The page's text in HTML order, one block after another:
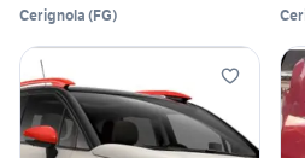
Cerignola (FG)